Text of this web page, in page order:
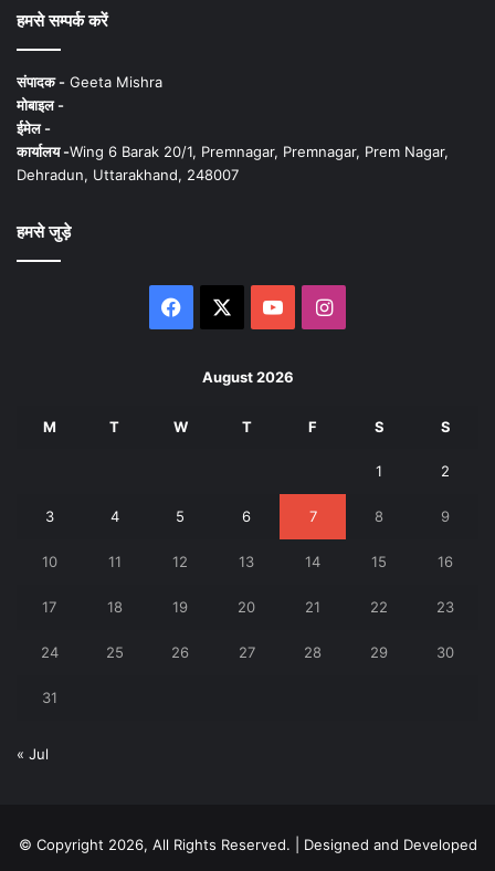
हमसे सम्पर्क करें
संपादक - Geeta Mishra
मोबाइल -
ईमेल -
कार्यालय -Wing 6 Barak 20/1, Premnagar, Premnagar, Prem Nagar,
Dehradun, Uttarakhand, 248007
हमसे जुड़े
Facebook YouTubeInstagram
August 2026
M T W T F S S
1 2
3 4 5 6 7 8 9
10 11 12 13 14 15 16
17 18 19 20 21 22 23
24 25 26 27 28 29 30
31
« Jul
© Copyright 2026, All Rights Reserved. | Designed and Developed